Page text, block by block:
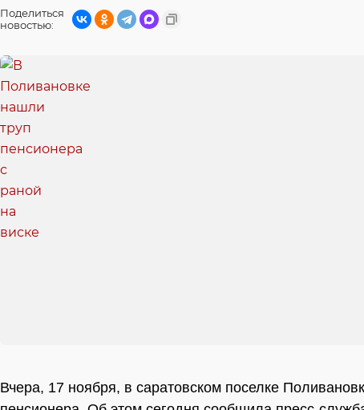
Поделиться
новостью:
Вчера, 17 ноября, в саратовском поселке